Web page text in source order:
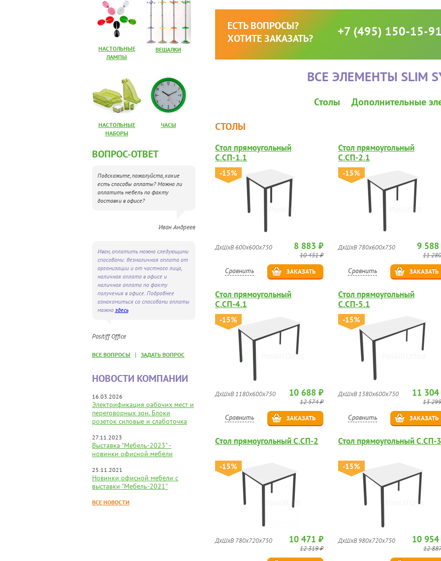
НАСТОЛЬНЫЕ
ЛАМПЫ
ВЕШАЛКИ
НАСТОЛЬНЫЕ
НАБОРЫ
ЧАСЫ
ВОПРОС-ОТВЕТ
Подскажите, пожалуйста, какие
есть способы оплаты? Можно ли
оплатить мебель по факту
доставки в офисе?
Иван Андреев
Иван, оплатить можно следующими
способами: безналичная оплата от
организации и от частного лица,
наличная оплата в офисе и
наличная оплата по факту
получения в офисе. Подробнее
ознакомиться со способами оплаты
можно здесь
Positiff Office
ВСЕ ВОПРОСЫ | ЗАДАТЬ ВОПРОС
НОВОСТИ КОМПАНИИ
16.03.2026
Электрификация рабочих мест и
переговорных зон. Блоки
розеток силовые и слаботочка
27.11.2023
Выставка "Мебель-2023" -
новинки офисной мебели
25.11.2021
Новинки офисной мебели с
выставки "Мебель-2021"
ВСЕ НОВОСТИ
ЕСТЬ ВОПРОСЫ?
ХОТИТЕ ЗАКАЗАТЬ?
+7 (495) 150-15-91
ВСЕ ЭЛЕМЕНТЫ SLIM
Столы
Дополнительные
СТОЛЫ
Стол прямоугольный
С.СП-1.1
-15%
ДхШхВ 600х600х750 8 883 ₽
10 451 ₽
Сравнить ЗАКАЗАТЬ
Стол прямоугольный
С.СП-2.1
-15%
ДхШхВ 780х600х750 9 588
11
Сравнить ЗАКАЗАТЬ
Стол прямоугольный
С.СП-4.1
-15%
ДхШхВ 1180х600х750 10 688 ₽
12 574 ₽
Сравнить ЗАКАЗАТЬ
Стол прямоугольный
С.СП-5.1
-15%
ДхШхВ 1380х600х750 11
13
Сравнить ЗАКАЗАТЬ
Стол прямоугольный С.СП-2
-15%
ДхШхВ 780х720х750 10 471 ₽
12 319 ₽
Стол прямоугольный С.СП-3
-15%
ДхШхВ 980х720х750 10
12